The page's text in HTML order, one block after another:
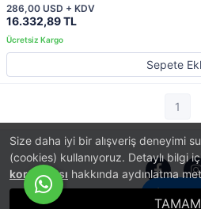
Size daha iyi bir alışveriş deneyimi
(cookies) kullanıyoruz. Detaylı bilgi
korunması hakkında aydınlatma
TAMAM
16.332,89 TL
286,00 USD + KDV
Sepete
1
İletişim